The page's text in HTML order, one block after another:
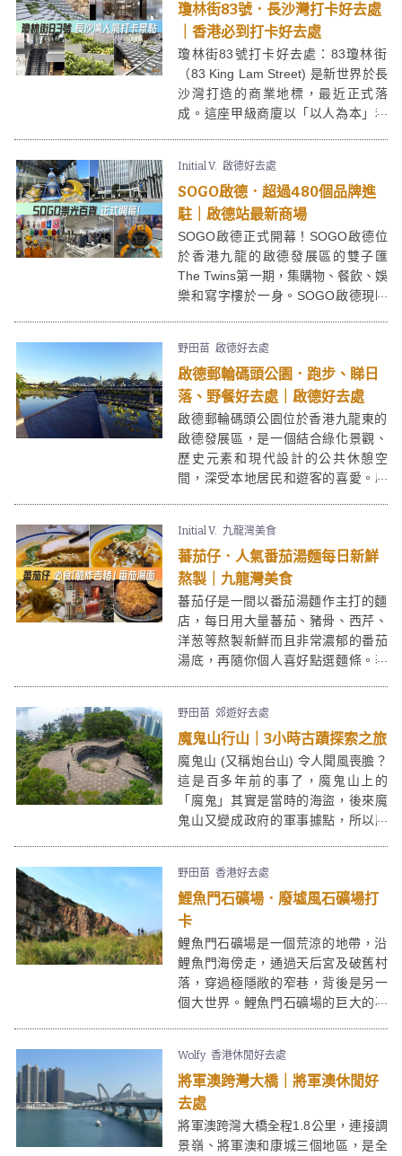
驚喜有質素！
瓊林街83號．長沙灣打卡好去處
｜香港必到打卡好去處
瓊林街83號打卡好去處：83瓊林街
（83 King Lam Street) 是新世界於長
沙灣打造的商業地標，最近正式落
成。這座甲級商廈以「以人為本」和
街83號由著名建築所 Rocco Design
Architects 設計，中庭設計為梯級式
園林廣場，更一躍成為2024必到打卡
去處。
Initial V. 啟德好去處
SOGO啟德．超過480個品牌進
駐｜啟德站最新商場
SOGO啟德正式開幕！SOGO啟德位
於香港九龍的啟德發展區的雙子匯
The Twins第一期，集購物、餐飲、娛
樂和寫字樓於一身。SOGO啟德現時
處！SOGO啟德樓底高，空間感十
足，比銅鑼灣SOGO有更多年青時尚
品牌，SOGO啟德除了服飾、家品之
餘仲有figures等玩具精品店，適合一
家大細！
野田苗 啟德好去處
啟德郵輪碼頭公園．跑步、睇日
落、野餐好去處｜啟德好去處
啟德郵輪碼頭公園位於香港九龍東的
啟德發展區，是一個結合綠化景觀、
歷史元素和現代設計的公共休憩空
間，深受本地居民和遊客的喜愛。啟
平台，佔地約二萬三千平方米，公園
勝在地方廣闊，環境清幽寧靜，人較
少，最重要是180度無敵維港景，讓
大眾從另一角度欣賞維多利亞港兩岸
景致。
Initial V. 九龍灣美食
蕃茄仔．人氣番茄湯麵每日新鮮
熬製｜九龍灣美食
蕃茄仔是一間以番茄湯麵作主打的麵
店，每日用大量蕃茄、豬骨、西芹、
洋葱等熬製新鮮而且非常濃郁的番茄
湯底，再隨你個人喜好點選麵條。蕃
蕃茄仔的秘製脆炸吉豬番茄湯麵！
野田苗 郊遊好去處
魔鬼山行山｜3小時古蹟探索之旅
魔鬼山 (又稱炮台山) 令人聞風喪膽？
這是百多年前的事了，魔鬼山上的
「魔鬼」其實是當時的海盜，後來魔
鬼山又變成政府的軍事據點，所以魔
垣敗瓦的碉堡是必到景點，將行山之
旅變成歷史深度遊，更神秘精采。
野田苗 香港好去處
鯉魚門石礦場．廢墟風石礦場打
卡
鯉魚門石礦場是一個荒涼的地帶，沿
鯉魚門海傍走，通過天后宮及破舊村
落，穿過極隱敞的窄巷，背後是另一
個大世界。鯉魚門石礦場的巨大的石
草叢生，對開之石灘上有荒廢的石
屋，抬頭看，數隻大鷹在空中盤旋，
鯉魚門石礦場予人頹廢蒼涼的感覺，
吸引不少人享受寧靜兼拍照，是香港
一個特色個攝影打卡好去處。。
Wolfy 香港休閒好去處
將軍澳跨灣大橋｜將軍澳休閒好
去處
將軍澳跨灣大橋全程1.8公里，連接調
景嶺、將軍澳和康城三個地區，是全